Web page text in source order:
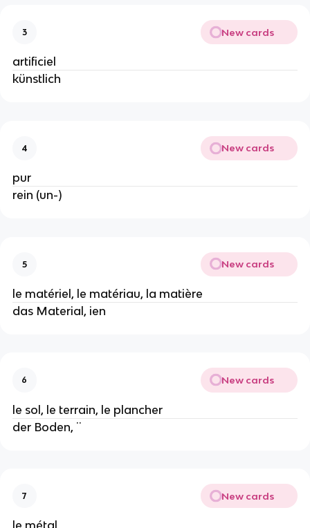
3 New cards
artificiel
künstlich
4 New cards
pur
rein (un-)
5 New cards
le matériel, le matériau, la matière
das Material, ien
6 New cards
le sol, le terrain, le plancher
der Boden, ¨
7 New cards